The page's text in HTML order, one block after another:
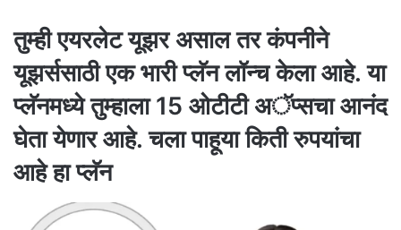
तुम्ही एयरलेट यूझर असाल तर कंपनीने
यूझर्ससाठी एक भारी प्लॅन लॉन्च केला आहे. या
प्लॅनमध्ये तुम्हाला 15 ओटीटी अॅप्सचा आनंद
घेता येणार आहे. चला पाहूया किती रुपयांचा
आहे हा प्लॅन